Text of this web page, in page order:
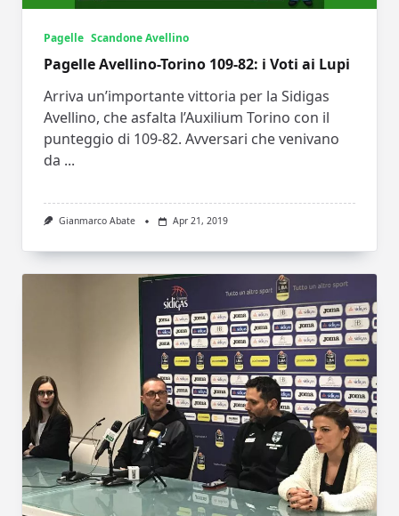
Pagelle Scandone Avellino
Pagelle Avellino-Torino 109-82: i Voti ai Lupi
Arriva un’importante vittoria per la Sidigas
Avellino, che asfalta l’Auxilium Torino con il
punteggio di 109-82. Avversari che venivano
da ...
Gianmarco Abate Apr 21, 2019